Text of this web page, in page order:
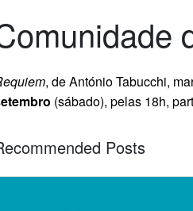
, de António Tabucchi,
(sábado), pelas 18h,
Posts